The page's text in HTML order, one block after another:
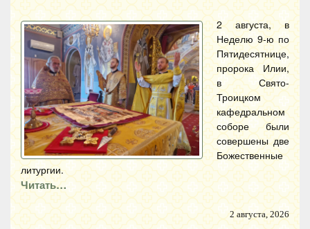
2 августа, в
Неделю 9-ю по
Пятидесятнице,
пророка Илии,
в Свято-
Троицком
кафедральном
соборе были
совершены две
Божественные
литургии.
Читать…
2 августа, 2026